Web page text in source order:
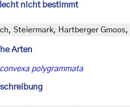
nicht bestimmt
Steiermark, Hartberger
Arten
polygrammata